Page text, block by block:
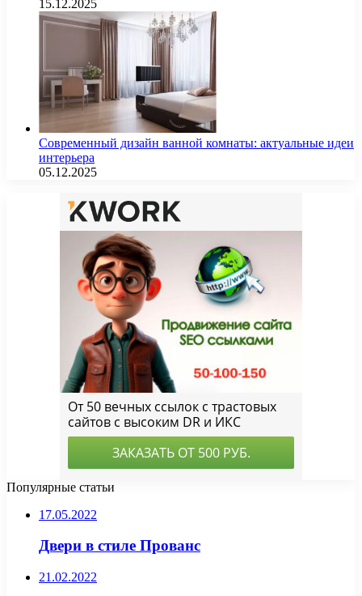
15.12.2025
Современный дизайн ванной комнаты: актуальные идеи
интерьера
05.12.2025
Популярные статьи
17.05.2022
Двери в стиле Прованс
21.02.2022